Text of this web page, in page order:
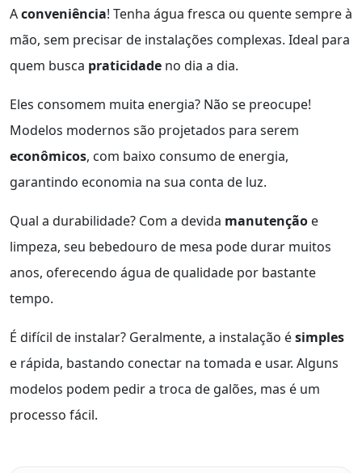
Aconveniência! Tenha água fresca ou quente sempre à
mão, sem precisar de instalações complexas. Ideal para
quem busca praticidade no dia a dia.
Eles consomem muita energia? Não se preocupe!
Modelos modernos são projetados para serem
econômicos, com baixo consumo de energia,
garantindo economia na sua conta de luz.
Qual a durabilidade? Com a devida manutenção e
limpeza, seu bebedouro de mesa pode durar muitos
anos, oferecendo água de qualidade por bastante
tempo.
É difícil de instalar? Geralmente, a instalação ésimples
e rápida, bastando conectar na tomada e usar. Alguns
modelos podem pedir a troca de galões, mas é um
processo fácil.